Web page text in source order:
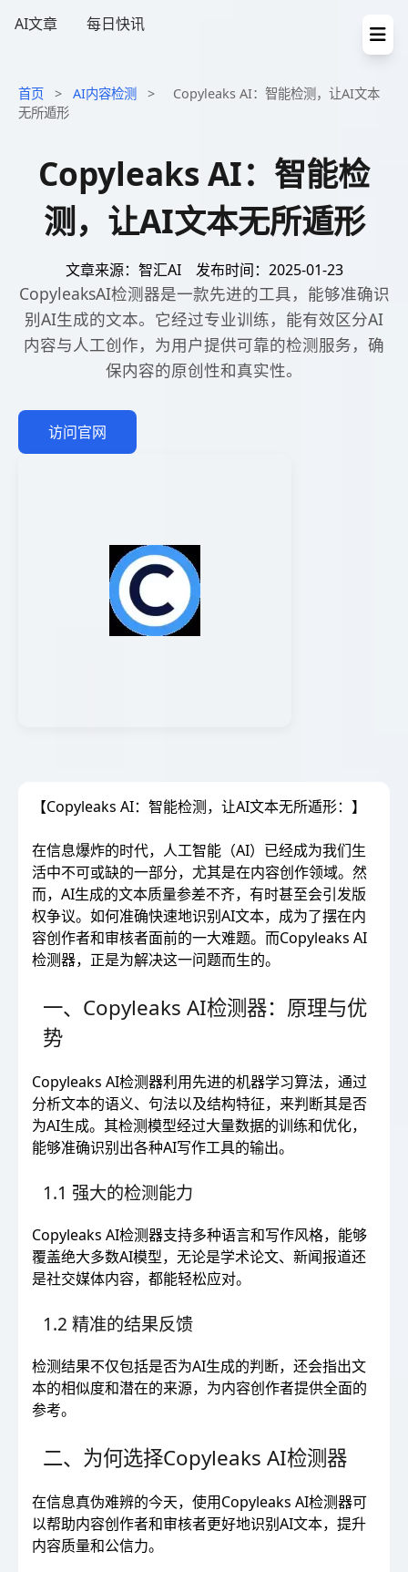
AI文章 每日快讯
首页 > AI内容检测 >
Copyleaks AI：智能检测，让AI文本
无所遁形
Copyleaks AI：智能检
测，让AI文本无所遁形
文章来源：智汇AI 发布时间：2025-01-23
CopyleaksAI检测器是一款先进的工具，能够准确识
别AI生成的文本。它经过专业训练，能有效区分AI
内容与人工创作，为用户提供可靠的检测服务，确
保内容的原创性和真实性。
访问官网
【Copyleaks AI：智能检测，让AI文本无所遁形：】
在信息爆炸的时代，人工智能（AI）已经成为我们生
活中不可或缺的一部分，尤其是在内容创作领域。然
而，AI生成的文本质量参差不齐，有时甚至会引发版
权争议。如何准确快速地识别AI文本，成为了摆在内
容创作者和审核者面前的一大难题。而Copyleaks AI
检测器，正是为解决这一问题而生的。
一、Copyleaks AI检测器：原理与优
势
Copyleaks AI检测器利用先进的机器学习算法，通过
分析文本的语义、句法以及结构特征，来判断其是否
为AI生成。其检测模型经过大量数据的训练和优化，
能够准确识别出各种AI写作工具的输出。
1.1 强大的检测能力
Copyleaks AI检测器支持多种语言和写作风格，能够
覆盖绝大多数AI模型，无论是学术论文、新闻报道还
是社交媒体内容，都能轻松应对。
1.2 精准的结果反馈
检测结果不仅包括是否为AI生成的判断，还会指出文
本的相似度和潜在的来源，为内容创作者提供全面的
参考。
二、为何选择Copyleaks AI检测器
在信息真伪难辨的今天，使用Copyleaks AI检测器可
以帮助内容创作者和审核者更好地识别AI文本，提升
内容质量和公信力。